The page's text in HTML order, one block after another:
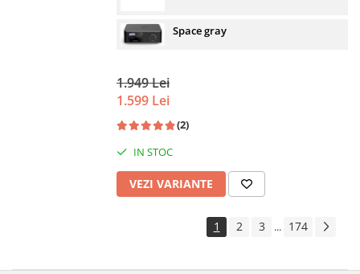
Space gray
1.949 Lei
1.599 Lei
(2)
IN STOC
VEZI VARIANTE
1 2 3 ... 174